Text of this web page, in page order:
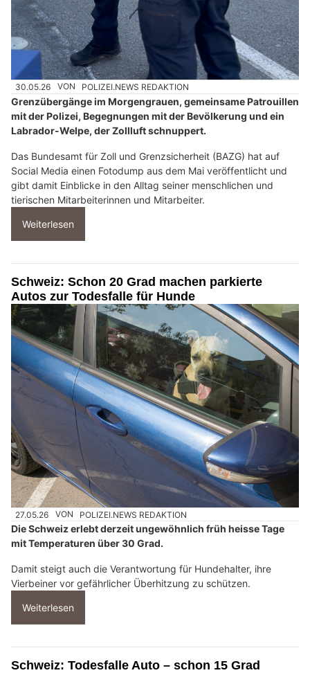
30.05.26 VON POLIZEI.NEWS REDAKTION
Grenzübergänge im Morgengrauen, gemeinsame Patrouillen
mit der Polizei, Begegnungen mit der Bevölkerung und ein
Labrador-Welpe, der Zollluft schnuppert.
Das Bundesamt für Zoll und Grenzsicherheit (BAZG) hat auf
Social Media einen Fotodump aus dem Mai veröffentlicht und
gibt damit Einblicke in den Alltag seiner menschlichen und
tierischen Mitarbeiterinnen und Mitarbeiter.
Weiterlesen
Schweiz: Schon 20 Grad machen parkierte
Autos zur Todesfalle für Hunde
27.05.26 VON POLIZEI.NEWS REDAKTION
Die Schweiz erlebt derzeit ungewöhnlich früh heisse Tage
mit Temperaturen über 30 Grad.
Damit steigt auch die Verantwortung für Hundehalter, ihre
Vierbeiner vor gefährlicher Überhitzung zu schützen.
Weiterlesen
Schweiz: Todesfalle Auto – schon 15 Grad